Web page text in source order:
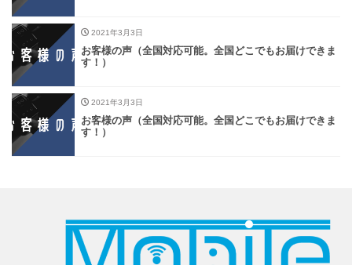
2021年3月3日
お客様の声（全国対応可能。全国どこでもお届けできま
す！）
2021年3月3日
お客様の声（全国対応可能。全国どこでもお届けできま
す！）